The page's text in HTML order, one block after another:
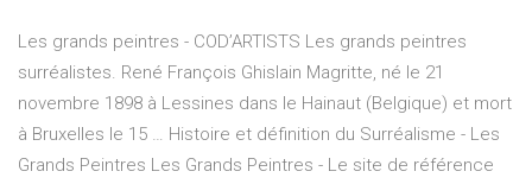
Les grands peintres - COD’ARTISTS Les grands peintres
surréalistes. René François Ghislain Magritte, né le 21
novembre 1898 à Lessines dans le Hainaut (Belgique) et mort
à Bruxelles le 15 … Histoire et définition du Surréalisme - Les
Grands Peintres Les Grands Peintres - Le site de référence